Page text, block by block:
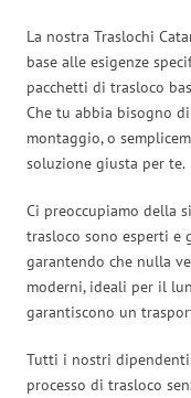
La nostra Traslochi
base alle esigenze
pacchetti di trasloco
Che tu abbia bisogno
montaggio, o
soluzione giusta per te.
Ci preoccupiamo della
trasloco sono esperti e
garantendo che nulla
moderni, ideali per il
garantiscono un
Tutti i nostri
processo di trasloco